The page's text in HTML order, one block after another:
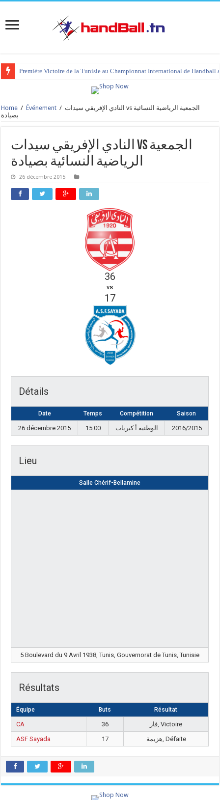
Première Victoire de la Tunisie au Championnat International de Handball
Home / Événement / النادي الإفريقي سيدات vs الجمعية الرياضية النسائية
بصيادة
النادي الإفريقي سيدات vs الجمعية
الرياضية النسائية بصيادة
26 décembre 2015
36
vs
17
Détails
Date Temps Compétition Saison
26 décembre 2015 15:00 الوطنية أ كبريات 2016/2015
Lieu
Salle Chérif-Bellamine
5 Boulevard du 9 Avril 1938, Tunis, Gouvernorat de Tunis, Tunisie
Résultats
Équipe Buts Résultat
CA 36
فاز, Victoire
ASF Sayada
17 هزيمة, Défaite